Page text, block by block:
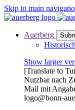
Skip to main
Auerberg
Show larger
[Translate to
Nutzbar nach
Mail mit
logo@bonn-